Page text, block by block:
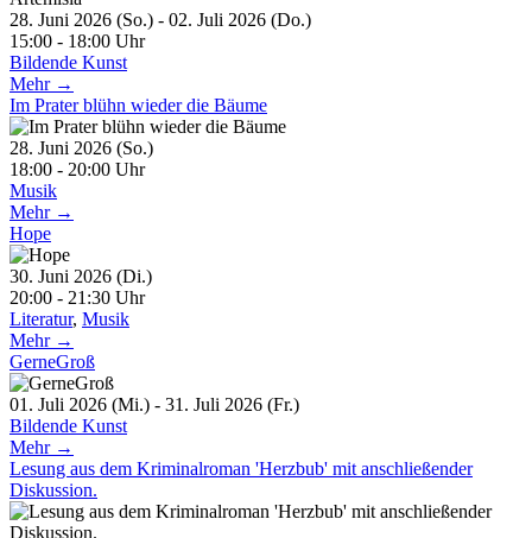
28. Juni 2026 (So.) - 02. Juli 2026 (Do.)
15:00 - 18:00 Uhr
Bildende Kunst
Mehr →
Im Prater blühn wieder die Bäume
28. Juni 2026 (So.)
18:00 - 20:00 Uhr
Musik
Mehr →
Hope
30. Juni 2026 (Di.)
20:00 - 21:30 Uhr
Literatur, Musik
Mehr →
GerneGroß
01. Juli 2026 (Mi.) - 31. Juli 2026 (Fr.)
Bildende Kunst
Mehr →
Lesung aus dem Kriminalroman 'Herzbub' mit anschließender
Diskussion.